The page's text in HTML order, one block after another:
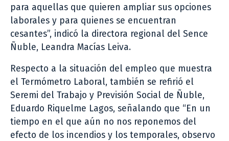
para aquellas que quieren ampliar sus opciones
laborales y para quienes se encuentran
cesantes”, indicó la directora regional del Sence
Ñuble, Leandra Macías Leiva.
Respecto a la situación del empleo que muestra
el Termómetro Laboral, también se refirió el
Seremi del Trabajo y Previsión Social de Ñuble,
Eduardo Riquelme Lagos, señalando que “En un
tiempo en el que aún no nos reponemos del
efecto de los incendios y los temporales, observo